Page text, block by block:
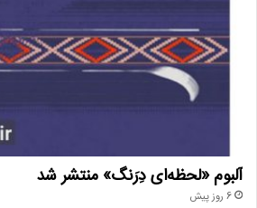
آلبوم «لحظه‌ای دِرَنگ» منتشر شد
6 روز پیش